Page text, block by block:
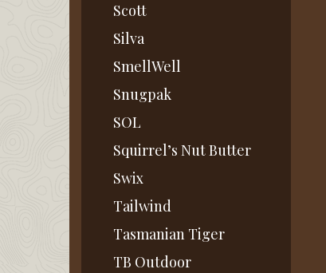
Scott
Silva
SmellWell
Snugpak
SOL
Squirrel’s Nut Butter
Swix
Tailwind
Tasmanian Tiger
TB Outdoor